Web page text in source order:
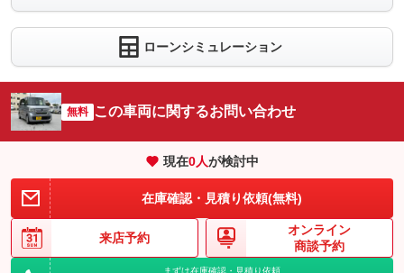
ローンシミュレーション
無料 この車両に関するお問い合わせ
現在0人が検討中
在庫確認・見積り依頼(無料)
来店予約
オンライン
商談予約
まずは在庫確認・見積り依頼